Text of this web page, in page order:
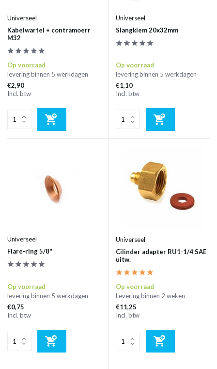
Universeel
Kabelwartel + contramoerr
M32
Op voorraad
levering binnen 5 werkdagen
€2,90
Incl. btw
Universeel
Slangklem 20x32mm
Op voorraad
levering binnen 5 werkdagen
€1,10
Incl. btw
Universeel
Flare-ring 5/8"
Op voorraad
levering binnen 5 werkdagen
€0,75
Incl. btw
Universeel
Cilinder adapter RU1-1/4 SAE
uitw.
Op voorraad
Levering binnen 2 weken
€11,25
Incl. btw